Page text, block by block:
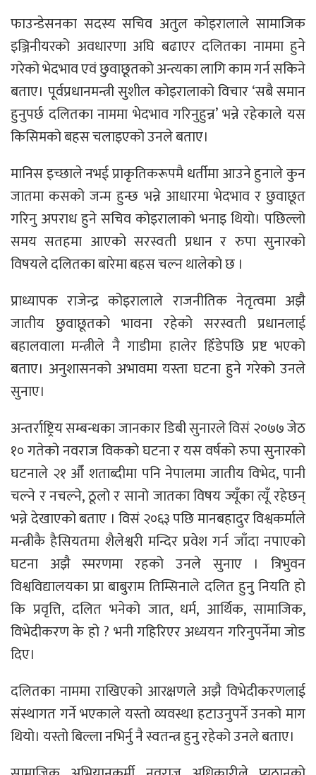
फाउन्डेसनका सदस्य सचिव अतुल कोइरालाले सामाजिक
इञ्जिनीयरको अवधारणा अघि बढाएर दलितका नाममा हुने
गरेको भेदभाव एवं छुवाछूतको अन्त्यका लागि काम गर्न सकिने
बताए। पूर्वप्रधानमन्त्री सुशील कोइरालाको विचार ‘सबै समान
हुनुपर्छ दलितका नाममा भेदभाव गरिनुहुन्न’ भन्ने रहेकाले यस
किसिमको बहस चलाइएको उनले बताए।
मानिस इच्छाले नभई प्राकृतिकरूपमै धर्तीमा आउने हुनाले कुन
जातमा कसको जन्म हुन्छ भन्ने आधारमा भेदभाव र छुवाछूत
गरिनु अपराध हुने सचिव कोइरालाको भनाइ थियो। पछिल्लो
समय सतहमा आएको सरस्वती प्रधान र रुपा सुनारको
विषयले दलितका बारेमा बहस चल्न थालेको छ ।
प्राध्यापक राजेन्द्र कोइरालाले राजनीतिक नेतृत्वमा अझै
जातीय छुवाछूतको भावना रहेको सरस्वती प्रधानलाई
बहालवाला मन्त्रीले नै गाडीमा हालेर हिँडेपछि प्रष्ट भएको
बताए। अनुशासनको अभावमा यस्ता घटना हुने गरेको उनले
सुनाए।
अन्तर्राष्ट्रिय सम्बन्धका जानकार डिबी सुनारले विसं २०७७ जेठ
१० गतेको नवराज विकको घटना र यस वर्षको रुपा सुनारको
घटनाले २१ औँ शताब्दीमा पनि नेपालमा जातीय विभेद, पानी
चल्ने र नचल्ने, ठूलो र सानो जातका विषय ज्यूँका त्यूँ रहेछन्
भन्ने देखाएको बताए । विसं २०६३ पछि मानबहादुर विश्वकर्माले
मन्त्रीकै हैसियतमा शैलेश्वरी मन्दिर प्रवेश गर्न जाँदा नपाएको
घटना अझै स्मरणमा रहको उनले सुनाए । त्रिभुवन
विश्वविद्यालयका प्रा बाबुराम तिम्सिनाले दलित हुनु नियति हो
कि प्रवृत्ति, दलित भनेको जात, धर्म, आर्थिक, सामाजिक,
विभेदीकरण के हो ? भनी गहिरिएर अध्ययन गरिनुपर्नेमा जोड
दिए।
दलितका नाममा राखिएको आरक्षणले अझै विभेदीकरणलाई
संस्थागत गर्ने भएकाले यस्तो व्यवस्था हटाउनुपर्ने उनको माग
थियो। यस्तो बिल्ला नभिर्नु नै स्वतन्त्र हुनु रहेको उनले बताए।